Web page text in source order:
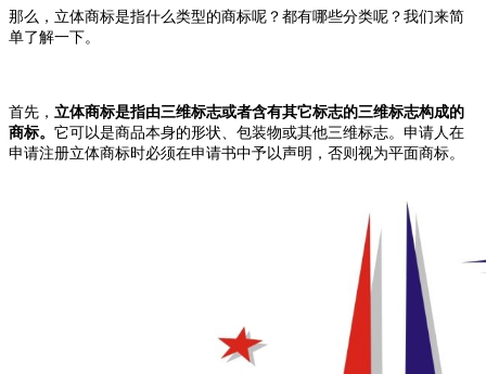
那么，立体商标是指什么类型的商标呢？都有哪些分类呢？我们来简
单了解一下。
首先， 立体商标是指由三维标志或者含有其它标志的三维标志构成的
商标。 它可以是商品本身的形状、包装物或其他三维标志。申请人在
申请注册立体商标时必须在申请书中予以声明，否则视为平面商标。